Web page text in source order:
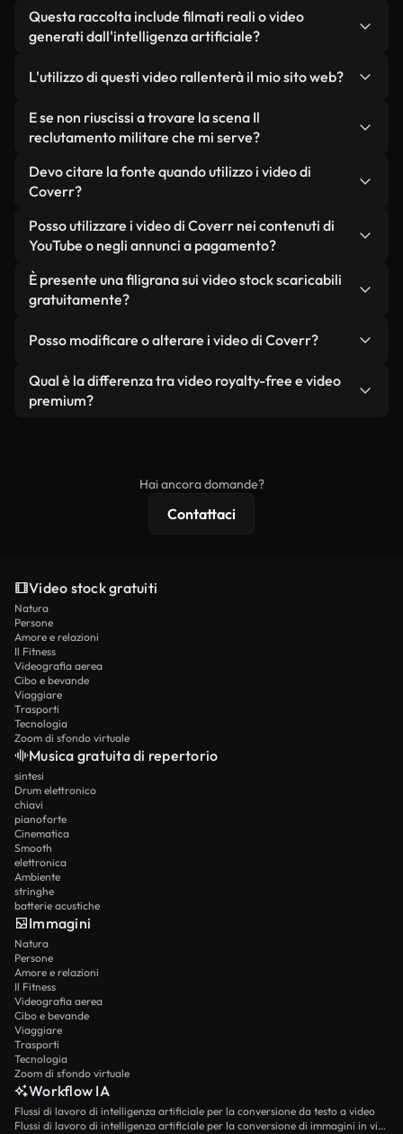
Questa raccolta include filmati reali o video
generati dall'intelligenza artificiale?
da filmati reali, girati da persone, relativi a Il
reclutamento militare, e da video generati
dall'intelligenza artificiale. Ogni video è
stai utilizzando.
L'utilizzo di questi video rallenterà il mio sito web?
Non se scegli le nostre versioni ottimizzate.
Offriamo formati leggeri e pronti per il web,
mantengono alta la qualità, riducono al minimo i
tempi di caricamento e migliorano parametri
come LCP.
E se non riuscissi a trovare la scena Il
reclutamento militare che mi serve?
Puoi crearne uno all'istante utilizzando Coverr AI
Studio. Ti basta descrivere la scena, ad esempio "Il
genererà in pochi secondi un video personalizzato
in conformità con i nostri standard di licenza.
Devo citare la fonte quando utilizzo i video di
Coverr?
Non è richiesto alcun riconoscimento dell'autore.
Tutti i video presenti nella nostra libreria sono
senza citare il creatore, sebbene sia sempre
gradito.
Posso utilizzare i video di Coverr nei contenuti di
YouTube o negli annunci a pagamento?
Sì. Tutti i filmati di Coverr possono essere utilizzati
in video monetizzati su YouTube, promozioni sui
condizione che non si rivendano o ridistribuiscano
È presente una filigrana sui video stock scaricabili
gratuitamente?
reali o generati dall'intelligenza artificiale, include
filigrane. Avrai a disposizione filmati puliti e pronti
all'uso.
Posso modificare o alterare i video di Coverr?
Sì. Siete liberi di tagliare, ritagliare o remixare i
nostri video. Assicuratevi solo che il prodotto
Qual è la differenza tra video royalty-free e video
premium?
Hai ancora domande?
Contattaci
Video stock gratuiti
Natura
Persone
Amore e relazioni
Il Fitness
Videografia aerea
Cibo e bevande
Viaggiare
Trasporti
Tecnologia
Zoom di sfondo virtuale
Musica gratuita di repertorio
sintesi
Drum elettronico
chiavi
pianoforte
Cinematica
Smooth
elettronica
Ambiente
stringhe
batterie acustiche
Immagini
Natura
Persone
Amore e relazioni
Il Fitness
Videografia aerea
Cibo e bevande
Viaggiare
Trasporti
Tecnologia
Zoom di sfondo virtuale
Workflow IA
Flussi di lavoro di intelligenza artificiale per la conversione da testo a video
Flussi di lavoro di intelligenza artificiale per la conversione di immagini in video